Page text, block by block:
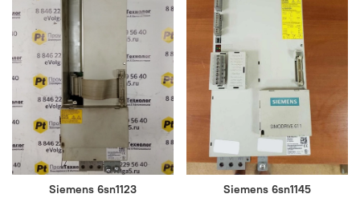
Siemens 6sn1123 Siemens 6sn1145